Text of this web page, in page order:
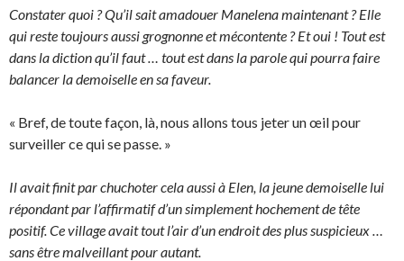
Constater quoi ? Qu’il sait amadouer Manelena maintenant ? Elle
qui reste toujours aussi grognonne et mécontente ? Et oui ! Tout est
dans la diction qu’il faut … tout est dans la parole qui pourra faire
balancer la demoiselle en sa faveur.
« Bref, de toute façon, là, nous allons tous jeter un œil pour
surveiller ce qui se passe. »
Il avait finit par chuchoter cela aussi à Elen, la jeune demoiselle lui
répondant par l’affirmatif d’un simplement hochement de tête
positif. Ce village avait tout l’air d’un endroit des plus suspicieux …
sans être malveillant pour autant.